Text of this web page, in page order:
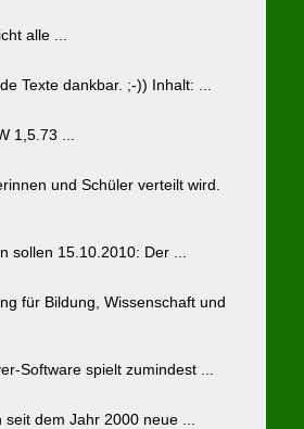
alle ...
Texte dankbar. ;-)) Inhalt: ...
1,5.73 ...
und Schüler verteilt wird.
15.10.2010: Der ...
für Bildung, Wissenschaft und
Software spielt zumindest ...
dem Jahr 2000 neue ...